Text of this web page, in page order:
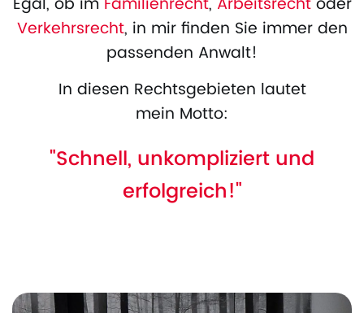
Verkehrsrecht, in mir finden Sie immer den
passenden Anwalt!
In diesen Rechtsgebieten lautet
mein Motto:
"Schnell, unkompliziert und
erfolgreich!"